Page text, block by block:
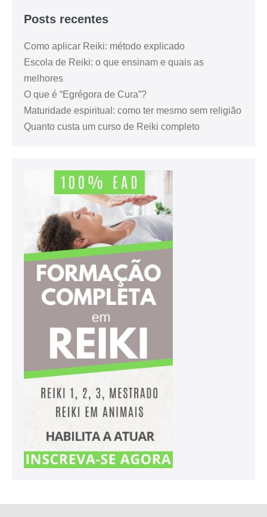
Posts recentes
Como aplicar Reiki: método explicado
Escola de Reiki: o que ensinam e quais as
melhores
O que é “Egrégora de Cura”?
Maturidade espiritual: como ter mesmo sem religião
Quanto custa um curso de Reiki completo